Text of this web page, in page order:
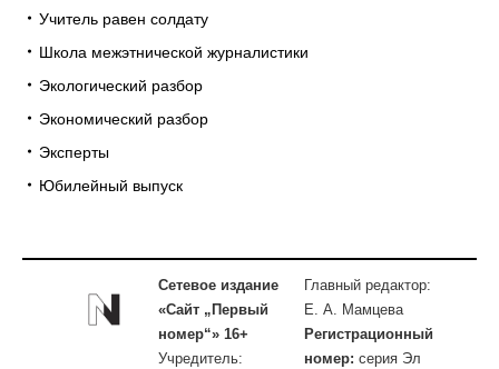
Учитель равен солдату
Школа межэтнической журналистики
Экологический разбор
Экономический разбор
Эксперты
Юбилейный выпуск
Сетевое издание
«Сайт „Первый
номер“» 16+
Учредитель:
Главный редактор:
Е. А. Мамцева
Регистрационный
номер: серия Эл